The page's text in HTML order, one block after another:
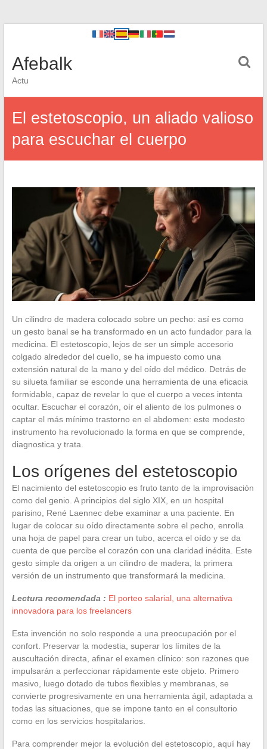
Afebalk
Actu
El estetoscopio, un aliado valioso
para escuchar el cuerpo
Un cilindro de madera colocado sobre un pecho: así es como
un gesto banal se ha transformado en un acto fundador para la
medicina. El estetoscopio, lejos de ser un simple accesorio
colgado alrededor del cuello, se ha impuesto como una
extensión natural de la mano y del oído del médico. Detrás de
su silueta familiar se esconde una herramienta de una eficacia
formidable, capaz de revelar lo que el cuerpo a veces intenta
ocultar. Escuchar el corazón, oír el aliento de los pulmones o
captar el más mínimo trastorno en el abdomen: este modesto
instrumento ha revolucionado la forma en que se comprende,
diagnostica y trata.
Los orígenes del estetoscopio
El nacimiento del estetoscopio es fruto tanto de la improvisación
como del genio. A principios del siglo XIX, en un hospital
parisino, René Laennec debe examinar a una paciente. En
lugar de colocar su oído directamente sobre el pecho, enrolla
una hoja de papel para crear un tubo, acerca el oído y se da
cuenta de que percibe el corazón con una claridad inédita. Este
gesto simple da origen a un cilindro de madera, la primera
versión de un instrumento que transformará la medicina.
Lectura recomendada : El porteo salarial, una alternativa
innovadora para los freelancers
Esta invención no solo responde a una preocupación por el
confort. Preservar la modestia, superar los límites de la
auscultación directa, afinar el examen clínico: son razones que
impulsarán a perfeccionar rápidamente este objeto. Primero
masivo, luego dotado de tubos flexibles y membranas, se
convierte progresivamente en una herramienta ágil, adaptada a
todas las situaciones, que se impone tanto en el consultorio
como en los servicios hospitalarios.
Para comprender mejor la evolución del estetoscopio, aquí hay